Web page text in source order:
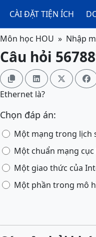
CÀI ĐẶT TIỆN ÍCH
Môn học HOU Nhập
Câu hỏi
   
Ethernet là?
Chọn đáp án:
Một mạng trong lịch
Một chuẩn mạng cục
Một giao thức của
Một phần trong mô